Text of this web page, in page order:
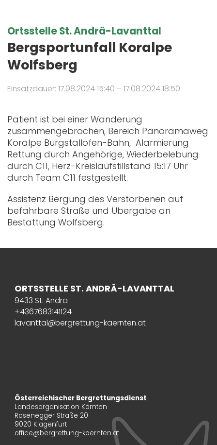
Ortsstelle St. Andrä-Lavanttal
Bergsportunfall Koralpe
Wolfsberg
Einsatzdauer: 17.08.2024 15:40 – 17.08.2024 18:50
Patient ist bei einer Wanderung
zusammengebrochen, Bereich Panoramaweg
Koralpe Burgstallofen-Bahn, Alarmierung
Rettung durch Angehörige, Wiederbelebung
durch C11, Herz-Kreislaufstillstand 15:17 Uhr
durch Team C11 festgestellt.
Assistenz Bergung des Verstorbenen auf
befahrbare Straße und Übergabe an
Bestattung Wolfsberg.
ORTSSTELLE ST. ANDRÄ-LAVANTTAL
9433 St. Andrä
+4367683141124
lavanttal@bergrettung-kaernten.at
Österreichischer Bergrettungsdienst
Landesorganisation Kärnten
Rosenegger Straße 20
9020 Klagenfurt
office@bergrettung-kaernten.at